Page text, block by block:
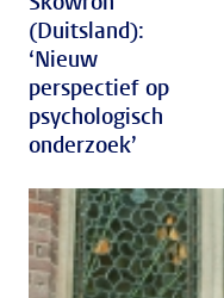
(Duitsland):
‘Nieuw
perspectief op
psychologisch
onderzoek’